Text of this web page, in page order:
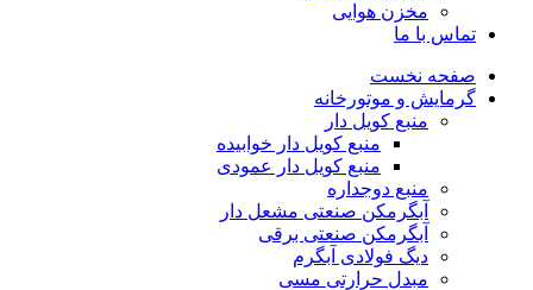
مخزن هوایی
تماس با ما
صفحه نخست
گرمایش و موتورخانه
منبع کویل دار
منبع کویل دار خوابیده
منبع کویل دار عمودی
منبع دوجداره
آبگرمکن صنعتی مشعل دار
آبگرمکن صنعتی برقی
دیگ فولادی آبگرم
مبدل حرارتی مسی